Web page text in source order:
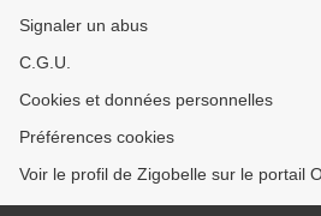
Signaler un abus
C.G.U.
Cookies et données personnelles
Préférences cookies
Voir le profil de Zigobelle sur le portail